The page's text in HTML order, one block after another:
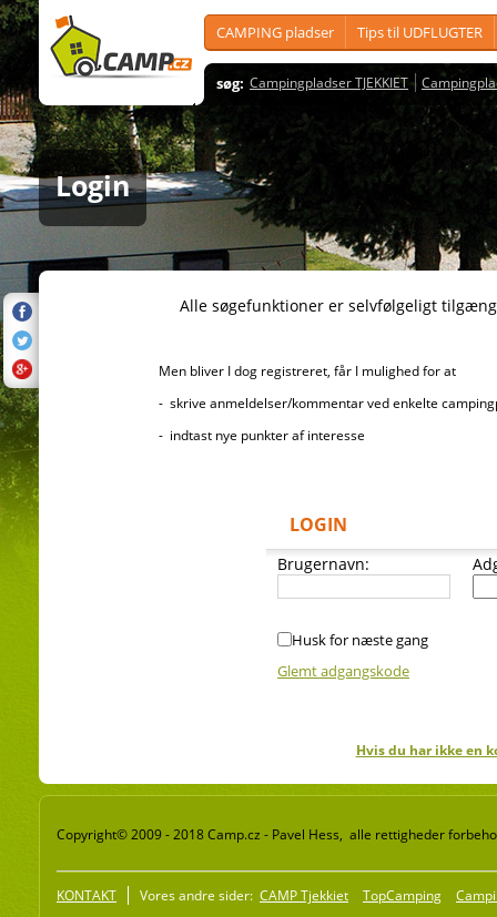
CAMPING pladser Tips til UDFLUGTER
søg: Campingpladser TJEKKIET
Login
Alle søgefunktioner er selvfølgeligt
Men bliver I dog registreret, får I mulighed for at
- skrive anmeldelser/kommentar ved enkelte
- indtast nye punkter af interesse
LOGIN
Brugernavn:
Husk for næste gang
Glemt adgangskode
Hvis du har ikke en
Copyright© 2009 - 2018 Camp.cz - Pavel Hess, alle rettigheder
KONTAKT Vores andre sider: CAMP Tjekkiet TopCamping